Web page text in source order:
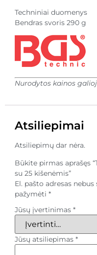
Techniniai duomenys
Bendras svoris 290 g
Nurodytos kainos
Atsiliepimai
Atsiliepimų dar nėra.
Būkite pirmas aprašęs
su 25 kišenėmis”
El. pašto adresas nebus
pažymėti *
Jūsų įvertinimas *
Jūsų atsiliepimas *